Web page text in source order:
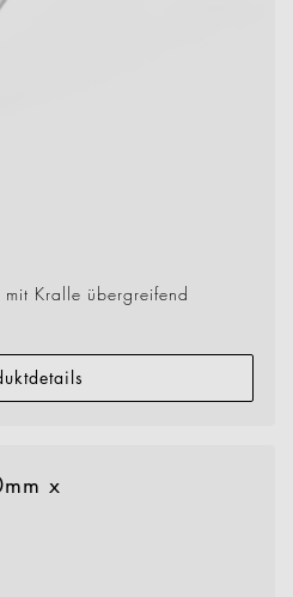
Kralle übergreifend
x